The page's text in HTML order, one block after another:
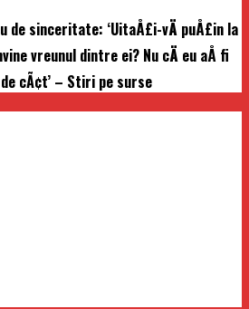
de sinceritate: ‘UitaÅ£i-vÄ puÅ£in la
vreunul dintre ei? Nu cÄ eu aÅ fi
cÃ¢t’ – Stiri pe surse